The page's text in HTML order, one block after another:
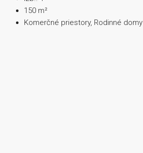
150 m²
Komerčné priestory, Rodinné domy